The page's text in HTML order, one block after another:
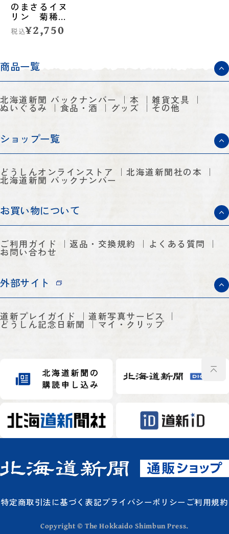
のまさるイヌ
リン 菊稀
（きくまれ）
◆北海道マー
税込¥2,750
商品一覧
北海道新聞 バックナンバー 本 雑貨文具
ぬいぐるみ 食品・酒 グッズ その他
ショップ一覧
どうしんオンラインストア 北海道新聞社の本
北海道新聞 バックナンバー
お買い物について
ご利用ガイド 返品・交換規約 よくある質問
お問い合わせ
外部サイト
道新プレイガイド 道新写真サービス
どうしん記念日新聞 マイ・クリップ
特定商取引法に基づく表記プライバシーポリシー ご利用規約
Copyright © The Hokkaido Shimbun Press.